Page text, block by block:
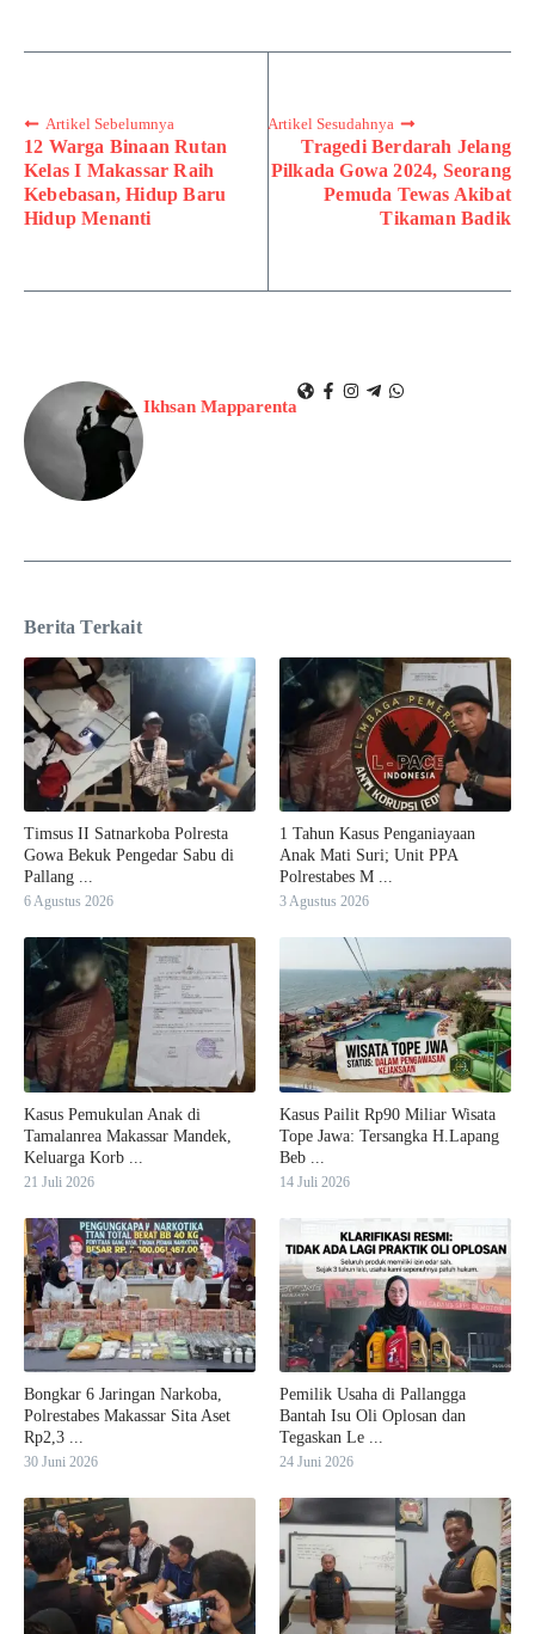
Artikel Sebelumnya
12 Warga Binaan Rutan
Kelas I Makassar Raih
Kebebasan, Hidup Baru
Hidup Menanti
Artikel Sesudahnya
Tragedi Berdarah Jelang
Pilkada Gowa 2024, Seorang
Pemuda Tewas Akibat
Tikaman Badik
Ikhsan Mapparenta
Berita Terkait
Timsus II Satnarkoba Polresta
Gowa Bekuk Pengedar Sabu di
Pallang ...
6 Agustus 2026
1 Tahun Kasus Penganiayaan
Anak Mati Suri; Unit PPA
Polrestabes M ...
3 Agustus 2026
Kasus Pemukulan Anak di
Tamalanrea Makassar Mandek,
Keluarga Korb ...
21 Juli 2026
Kasus Pailit Rp90 Miliar Wisata
Tope Jawa: Tersangka H.Lapang
Beb ...
14 Juli 2026
Bongkar 6 Jaringan Narkoba,
Polrestabes Makassar Sita Aset
Rp2,3 ...
30 Juni 2026
Pemilik Usaha di Pallangga
Bantah Isu Oli Oplosan dan
Tegaskan Le ...
24 Juni 2026